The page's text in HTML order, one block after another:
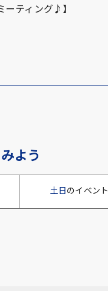
ーティング♪】
よう
土日のイベント